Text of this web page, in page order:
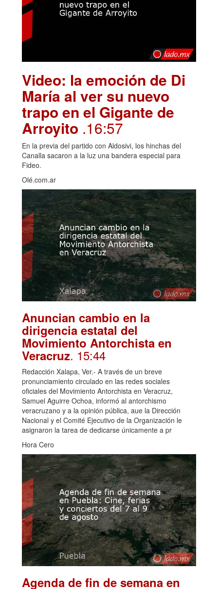
Video: la emoción de Di
María al ver su nuevo
trapo en el Gigante de
Arroyito .16:57
En la previa del partido con Aldosivi, los hinchas del
Canalla sacaron a la luz una bandera especial para
Fideo.
Olé.com.ar
Anuncian cambio en la
dirigencia estatal del
Movimiento Antorchista en
Veracruz. 15:44
Redacción Xalapa, Ver.- A través de un breve
pronunciamiento circulado en las redes sociales
oficiales del Movimiento Antorchista en Veracruz,
Samuel Aguirre Ochoa, informó al antorchismo
veracruzano y a la opinión pública, aue la Dirección
Nacional y el Comité Ejecutivo de la Organización le
asignaron la tarea de dedicarse únicamente a pr
Hora Cero
Agenda de fin de semana en